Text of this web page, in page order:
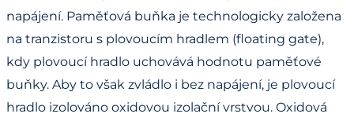
napájení. Paměťová buňka je technologicky založena
na tranzistoru s plovoucím hradlem (floating gate),
kdy plovoucí hradlo uchovává hodnotu paměťové
buňky. Aby to však zvládlo i bez napájení, je plovoucí
hradlo izolováno oxidovou izolační vrstvou. Oxidová